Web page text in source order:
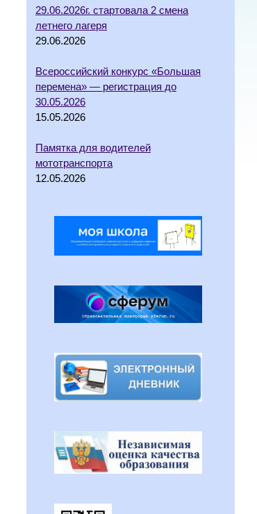
29.06.2026г. стартовала 2 смена
летнего лагеря
29.06.2026
Всероссийский конкурс «Большая
перемена» — регистрация до
30.05.2026
15.05.2026
Памятка для водителей
мототранспорта
12.05.2026